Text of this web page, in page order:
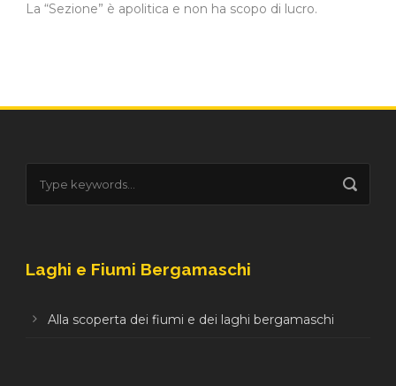
La “Sezione” è apolitica e non ha scopo di lucro.
Laghi e Fiumi Bergamaschi
Alla scoperta dei fiumi e dei laghi bergamaschi